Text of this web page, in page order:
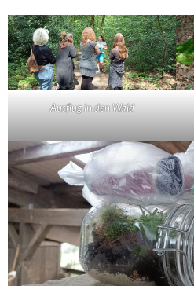
Ausflug in den Wald